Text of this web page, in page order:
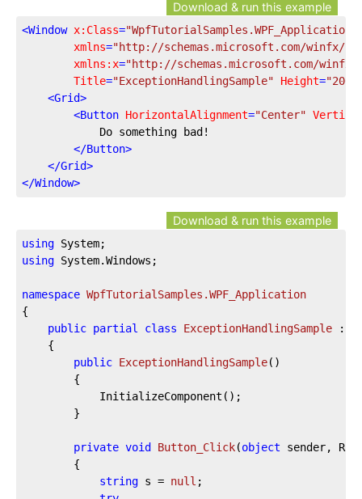
Download & run this example
<Window x:Class=
xmlns="http://schemas.microsoft.com/winfx/
xmlns:x="http://schemas.microsoft.com/winfx/
Title="ExceptionHandlingSample" Height="200"
<Grid>
<Button HorizontalAlignment="Center"
            Do something bad!
</Button>
</Grid>
</Window>
Download & run this example
using
using System.Windows;
namespace WpfTutorialSamples.WPF_Application
{
public partial class ExceptionHandlingSample :
public ExceptionHandlingSample( )
private void Button_Click(object sender,
string s = null ;